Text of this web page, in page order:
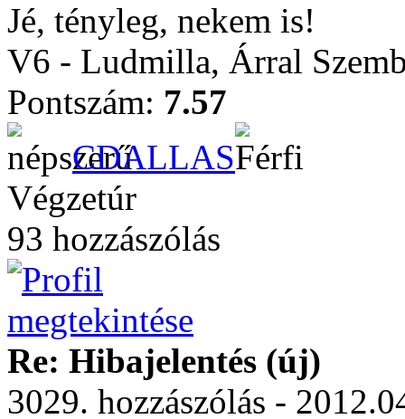
Jé, tényleg, nekem is!
V6 - Ludmilla, Árral
Pontszám: 7.57
CDALLAS
Végzetúr
93 hozzászólás
Re: Hibajelentés (új)
3029. hozzászólás -